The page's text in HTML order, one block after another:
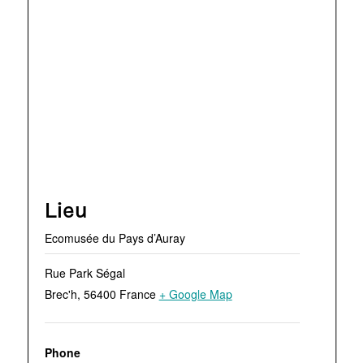
Lieu
Ecomusée du Pays d’Auray
Rue Park Ségal
Brec'h, 56400 France + Google Map
Phone